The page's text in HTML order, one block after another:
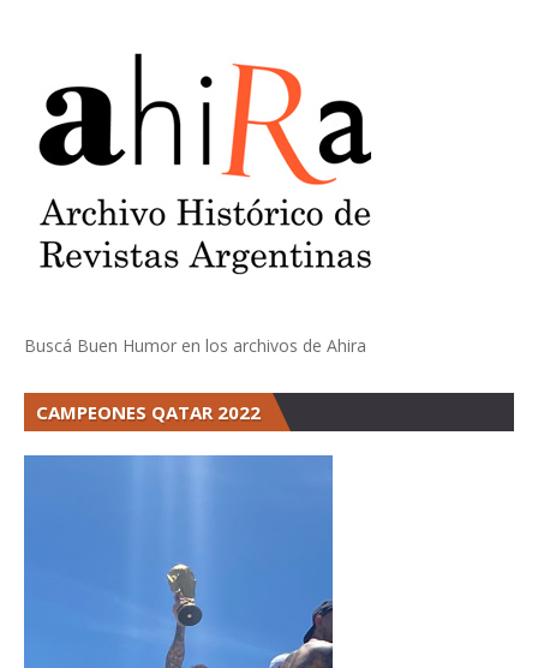
Buscá Buen Humor en los archivos de Ahira
CAMPEONES QATAR 2022